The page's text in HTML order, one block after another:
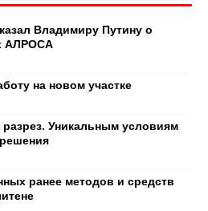
Владимиру Путину о
АЛРОСА
на новом участке
Уникальным условиям
ранее методов и средств